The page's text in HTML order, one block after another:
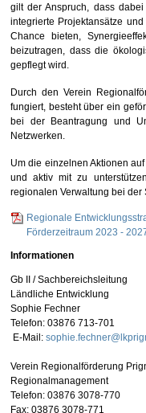
gilt der Anspruch, dass
integrierte Projektansätze
Chance bieten,
beizutragen, dass die
gepflegt wird.
Durch den Verein
fungiert, besteht über ein
bei der Beantragung und
Netzwerken.
Um die einzelnen Aktionen
und aktiv mit zu
regionalen Verwaltung bei
Regionale
Förderzeitraum 2023 -
Informationen
Gb II / Sachbereichsleitung
Ländliche Entwicklung
Sophie Fechner
Telefon: 03876 713-701
E-Mail:
Verein Regionalförderung
Regionalmanagement
Telefon: 03876 3078-770
Fax: 03876 3078-771